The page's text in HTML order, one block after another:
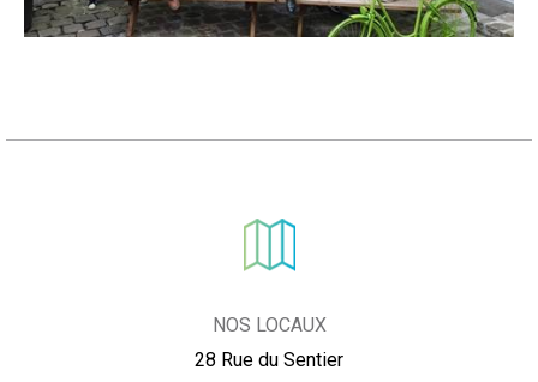
NOS LOCAUX
28 Rue du Sentier